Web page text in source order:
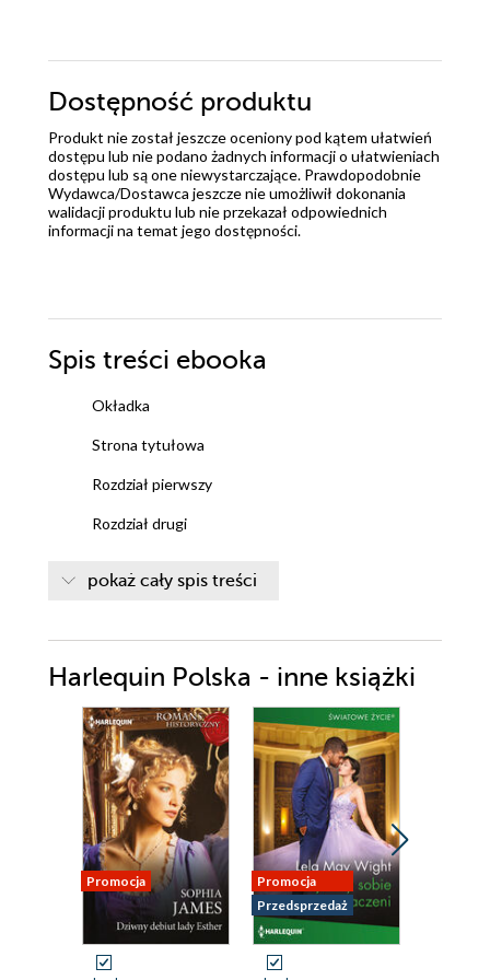
Dostępność produktu
Produkt nie został jeszcze oceniony pod kątem ułatwień
dostępu lub nie podano żadnych informacji o ułatwieniach
dostępu lub są one niewystarczające. Prawdopodobnie
Wydawca/Dostawca jeszcze nie umożliwił dokonania
walidacji produktu lub nie przekazał odpowiednich
informacji na temat jego dostępności.
Spis treści ebooka
Okładka
Strona tytułowa
Rozdział pierwszy
Rozdział drugi
Rozdział piąty
Rozdział szósty
Rozdział siódmy
Rozdział ósmy
Rozdział dziewiąty
Rozdział dziesiąty
pokaż cały spis treści
Harlequin Polska - inne książki
Promocja
Promocja
Przedsprzedaż